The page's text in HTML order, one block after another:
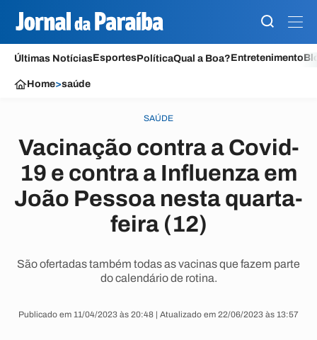
Últimas NotíciasEsportesPolíticaQual a Boa?Entretenimento
Home>saúde
SAÚDE
Vacinação contra a Covid-
19 e contra a Influenza em
João Pessoa nesta quarta-
feira (12)
São ofertadas também todas as vacinas que fazem parte
do calendário de rotina.
Publicado em 11/04/2023 às 20:48 | Atualizado em 22/06/2023 às 13:57